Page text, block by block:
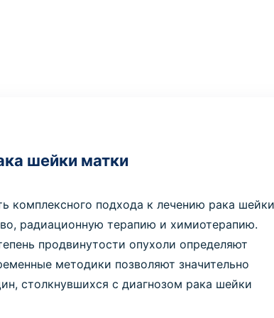
шейки матки
комплексного подхода к лечению рака
радиационную терапию и химиотерапию.
продвинутости опухоли определяют
методики позволяют значительно
столкнувшихся с диагнозом рака шейки